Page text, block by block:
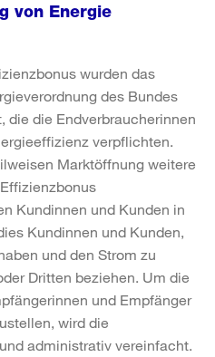
von Energie
wurden das
des Bundes
die die Endverbraucherinnen
verpflichten.
Marktöffnung weitere
Kundinnen und Kunden in
Kundinnen und Kunden,
und den Strom zu
Dritten beziehen. Um die
und Empfänger
wird die
administrativ vereinfacht.